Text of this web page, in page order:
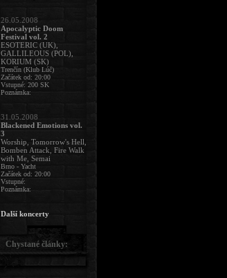
26.05.2008
Apocalyptic Doom
Festival vol. 2
ESOTERIC (UK),
GALLILEOUS (POL),
KORIUM (SK)
Trenčín (Klub Lúč)
Začátek od: 20:00
Vstupné: 200 SK
Poznámka:
31.05.2008
Blackened Emotions vol.
3
Worship, Tomorrow's Hell,
Bomben Attack, Fire Walk
with Me, Semai
Brno - Yacht
Začátek od: 20:00
Vstupné:
Poznámka:
Další koncerty
Chystané články: